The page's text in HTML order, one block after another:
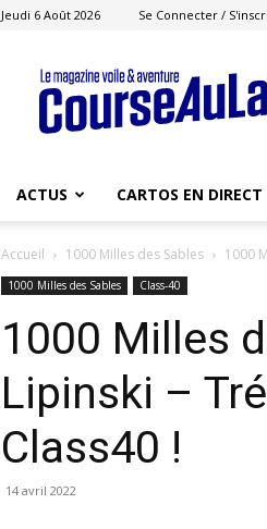
Jeudi 6 Août 2026 Se Connecter /
Course
au
Large
ACTUS CARTOS EN DIRECT
Accueil 1000 Milles des Sables 1000
1000 Milles des Sables Class-40
1000 Milles
Lipinski –
Class40 !
14 avril 2022